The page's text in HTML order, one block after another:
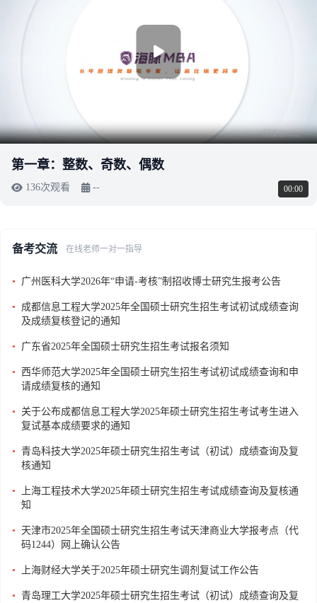
00:00
第一章：整数、奇数、偶数
136次观看 --
备考交流 在线老师一对一指导
• 广州医科大学2026年“申请-考核”制招收博士研究生报考公告
•
成都信息工程大学2025年全国硕士研究生招生考试初试成绩查询
及成绩复核登记的通知
• 广东省2025年全国硕士研究生招生考试报名须知
•
西华师范大学2025年全国硕士研究生招生考试初试成绩查询和申
请成绩复核的通知
•
关于公布成都信息工程大学2025年硕士研究生招生考试考生进入
复试基本成绩要求的通知
• 青岛科技大学2025年硕士研究生招生考试（初试）成绩查询及复
核通知
•
上海工程技术大学2025年硕士研究生招生考试成绩查询及复核通
知
•
天津市2025年全国硕士研究生招生考试天津商业大学报考点（代
码1244）网上确认公告
• 上海财经大学关于2025年硕士研究生调剂复试工作公告
• 青岛理工大学2025年硕士研究生招生考试（初试）成绩查询及复